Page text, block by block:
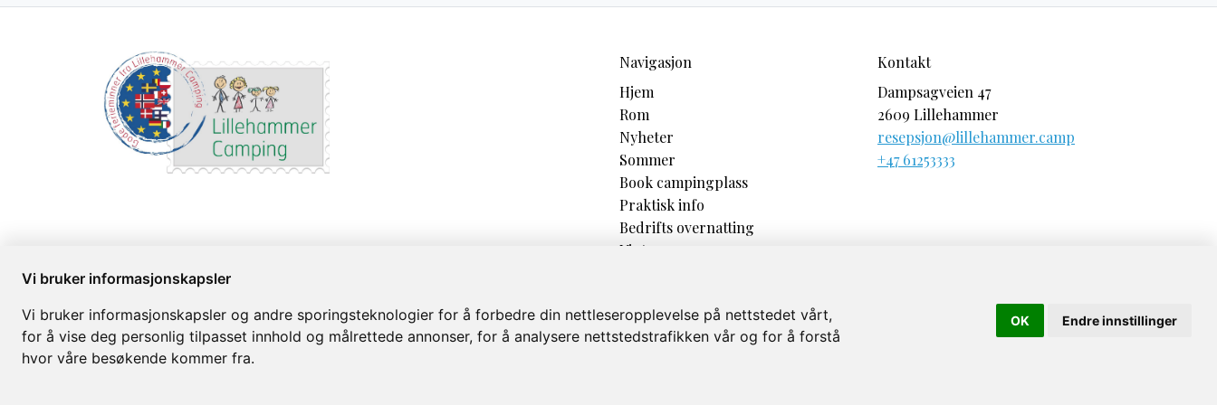
Vi bruker informasjonskapsler
Vi bruker informasjonskapsler og andre sporingsteknologier for å forbedre din nettleseropplevelse på nettstedet vårt,
for å vise deg personlig tilpasset innhold og målrettede annonser, for å analysere nettstedstrafikken vår og for å forstå
hvor våre besøkende kommer fra.
OK Endre innstillinger
Navigasjon
Hjem
Rom
Nyheter
Sommer
Book campingplass
Praktisk info
Bedrifts overnatting
Vinter
Kontakt
Dampsagveien 47
2609 Lillehammer
resepsjon@lillehammer.camp
+47 61253333